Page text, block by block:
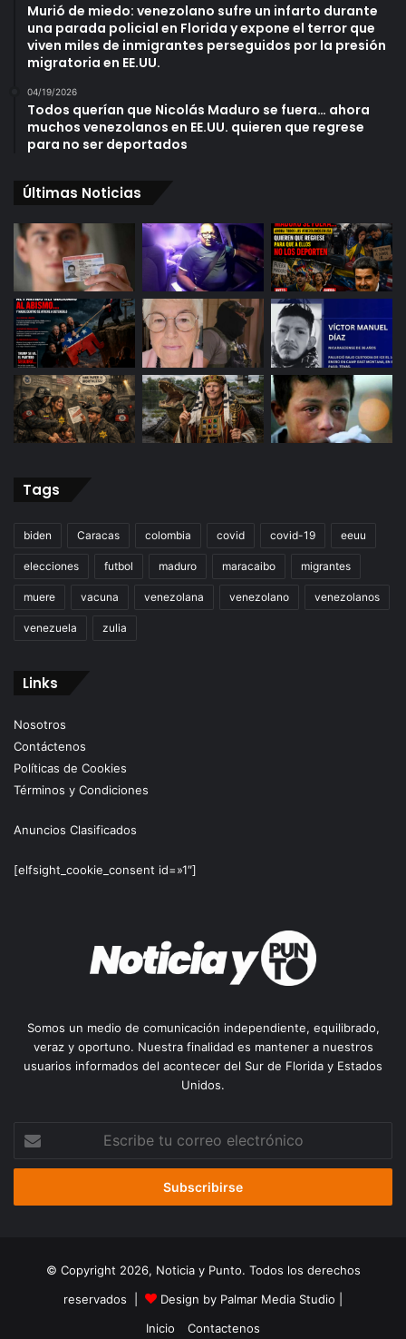
Murió de miedo: venezolano sufre un infarto durante
una parada policial en Florida y expone el terror que
viven miles de inmigrantes perseguidos por la presión
migratoria en EE.UU.
04/19/2026
Todos querían que Nicolás Maduro se fuera… ahora
muchos venezolanos en EE.UU. quieren que regrese
para no ser deportados
Últimas Noticias
Tags
biden Caracas colombia covid covid-19 eeuu
elecciones futbol maduro maracaibo migrantes
muere vacuna venezolana venezolano venezolanos
venezuela zulia
Links
Nosotros
Contáctenos
Políticas de Cookies
Términos y Condiciones
Anuncios Clasificados
[elfsight_cookie_consent id=»1″]
Somos un medio de comunicación independiente, equilibrado,
veraz y oportuno. Nuestra finalidad es mantener a nuestros
usuarios informados del acontecer del Sur de Florida y Estados
Unidos.
correo
© Copyright 2026, Noticia y Punto. Todos los derechos
reservados |
Design by Palmar Media Studio
Inicio
Contactenos